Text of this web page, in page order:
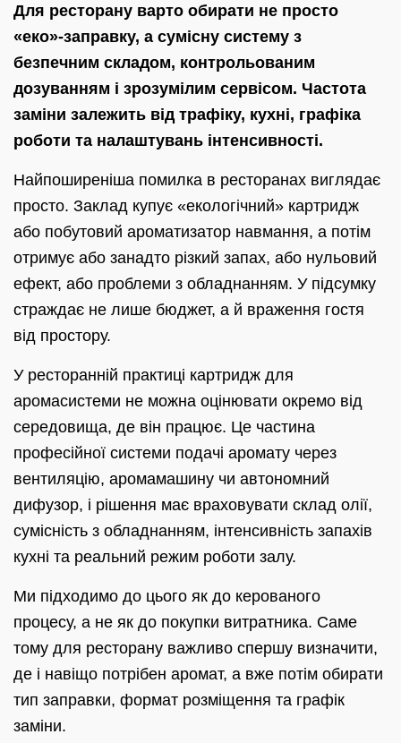
Для ресторану варто обирати не просто
«еко»-заправку, а сумісну систему з
безпечним складом, контрольованим
дозуванням і зрозумілим сервісом. Частота
заміни залежить від трафіку, кухні, графіка
роботи та налаштувань інтенсивності.
Найпоширеніша помилка в ресторанах виглядає
просто. Заклад купує «екологічний» картридж
або побутовий ароматизатор навмання, а потім
отримує або занадто різкий запах, або нульовий
ефект, або проблеми з обладнанням. У підсумку
страждає не лише бюджет, а й враження гостя
від простору.
У ресторанній практиці картридж для
аромасистеми не можна оцінювати окремо від
середовища, де він працює. Це частина
професійної системи подачі аромату через
вентиляцію, аромамашину чи автономний
дифузор, і рішення має враховувати склад олії,
сумісність з обладнанням, інтенсивність запахів
кухні та реальний режим роботи залу.
Ми підходимо до цього як до керованого
процесу, а не як до покупки витратника. Саме
тому для ресторану важливо спершу визначити,
де і навіщо потрібен аромат, а вже потім обирати
тип заправки, формат розміщення та графік
заміни.